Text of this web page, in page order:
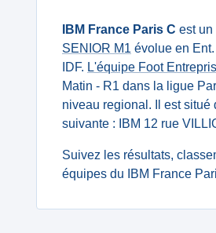
IBM France Paris C est
SENIOR M1 évolue en
IDF. L'équipe Foot
Matin - R1 dans la ligue
niveau regional. Il est
suivante : IBM 12 rue
Suivez les résultats,
équipes du IBM France